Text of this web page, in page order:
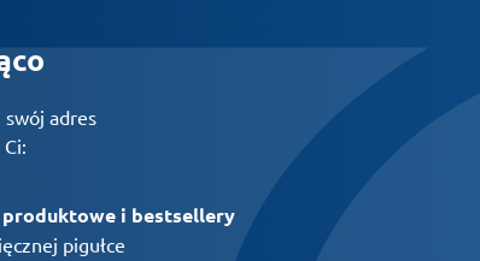
swój adres
i bestsellery
pigułce